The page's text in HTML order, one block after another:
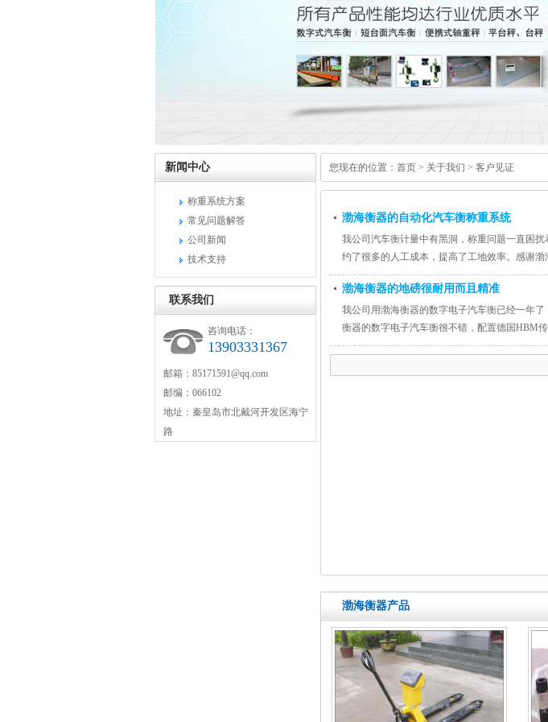
新闻中心
称重系统方案
常见问题解答
公司新闻
技术支持
联系我们
咨询电话：
13903331367
邮箱：85171591@qq.com
邮编：066102
地址：秦皇岛市北戴河开发区海宁
路
您现在的位置： 首页 > 关于我们 > 客户见证
渤海衡器的自动化汽车衡称重系统
我公司汽车衡计量中有黑洞，称重问题一直困
约了很多的人工成本，提高了工地效率。感谢渤
渤海衡器的地磅很耐用而且精准
我公司用渤海衡器的数字电子汽车衡已经一年
衡器的数字电子汽车衡很不错，配置德国HBM
渤海衡器产品